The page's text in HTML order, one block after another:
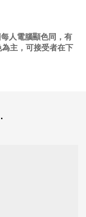
人電腦顯色同，有
主，可接受者在下